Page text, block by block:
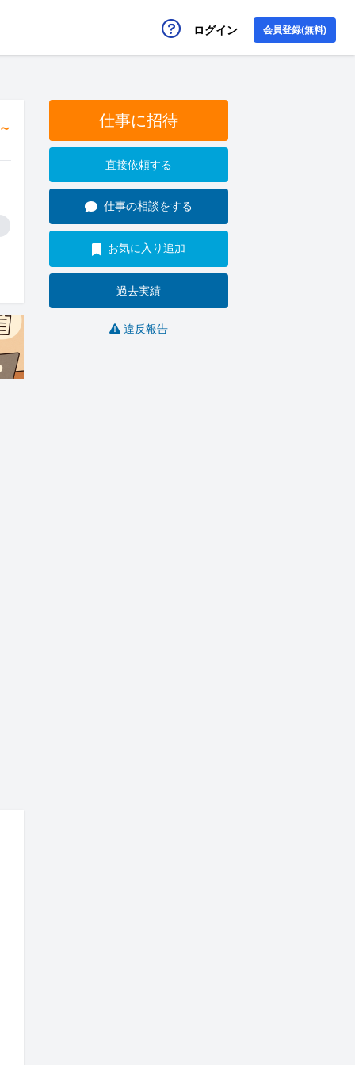
ログイン 会員登録(無料)
仕事に招待
直接依頼する
仕事の相談をする
お気に入り追加
過去実績
違反報告